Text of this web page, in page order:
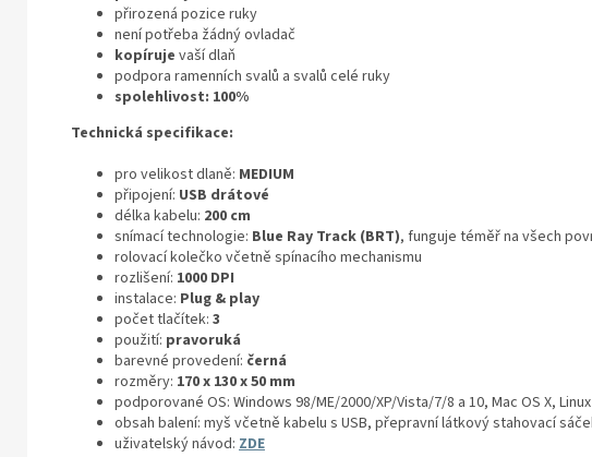
přirozená pozice ruky
není potřeba žádný ovladač
kopíruje vaší dlaň
podpora ramenních svalů a svalů celé ruky
spolehlivost: 100%
Technická specifikace:
pro velikost dlaně: MEDIUM
připojení: USB drátové
délka kabelu: 200 cm
snímací technologie: Blue Ray Track (BRT), funguje téměř na všech
rolovací kolečko včetně spínacího mechanismu
rozlišení: 1000 DPI
instalace: Plug & play
počet tlačítek: 3
použití: pravoruká
barevné provedení: černá
rozměry: 170 x 130 x 50 mm
podporované OS: Windows 98/ME/2000/XP/Vista/7/8 a 10, Mac OS X,
obsah balení: myš včetně kabelu s USB, přepravní látkový stahovací
uživatelský návod: ZDE